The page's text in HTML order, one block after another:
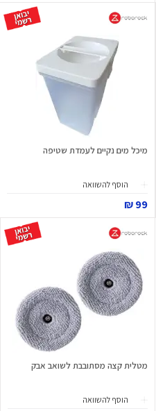
מיכל מים נקיים לעמדת שטיפה
הוסף להשוואה
99 ₪
מטלית קצה מסתובבת לשואב אבק
הוסף להשוואה